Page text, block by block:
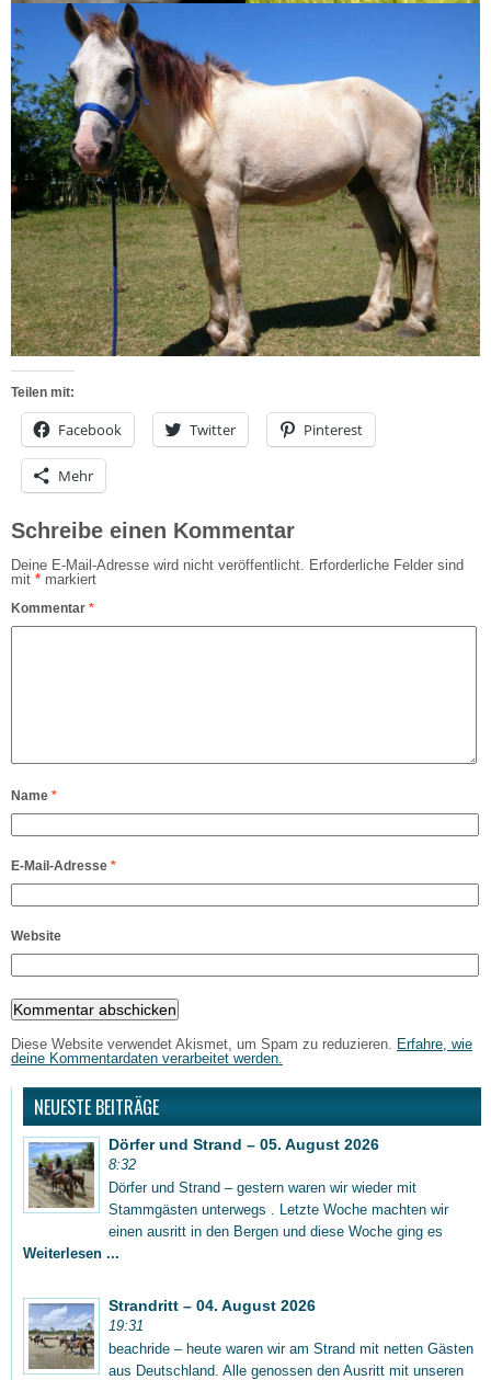
Teilen mit:
Facebook Twitter Pinterest
Mehr
Schreibe einen Kommentar
Deine E-Mail-Adresse wird nicht veröffentlicht.
Erforderliche Felder sind
mit * markiert
Kommentar *
Name *
E-Mail-Adresse *
Website
Diese Website verwendet Akismet, um Spam zu reduzieren.
Erfahre, wie
deine Kommentardaten verarbeitet werden.
NEUESTE BEITRÄGE
Dörfer und Strand – 05. August 2026
8:32
Dörfer und Strand – gestern waren wir wieder mit
Stammgästen unterwegs . Letzte Woche machten wir
einen ausritt in den Bergen und diese Woche ging es
Weiterlesen ...
Strandritt – 04. August 2026
19:31
beachride – heute waren wir am Strand mit netten Gästen
aus Deutschland. Alle genossen den Ausritt mit unseren